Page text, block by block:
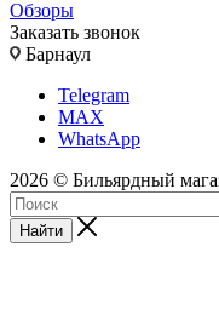
Обзоры
Заказать звонок
Барнаул
Telegram
MAX
WhatsApp
2026 © Бильярдный
Найти